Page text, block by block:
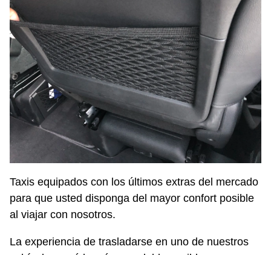
Taxis equipados con los últimos extras del mercado
para que usted disponga del mayor confort posible
al viajar con nosotros.
La experiencia de trasladarse en uno de nuestros